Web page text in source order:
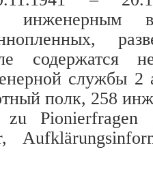
инженерным
службы 2
полк, 258
zu